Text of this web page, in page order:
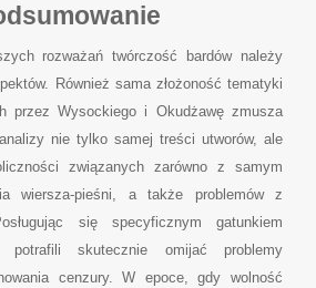
rozważań twórczość bardów należy
Również sama złożoność tematyki
przez Wysockiego i Okudżawę zmusza
nie tylko samej treści utworów, ale
związanych zarówno z samym
wiersza-pieśni, a także problemów z
się specyficznym gatunkiem
potrafili skutecznie omijać problemy
cenzury. W epoce, gdy wolność